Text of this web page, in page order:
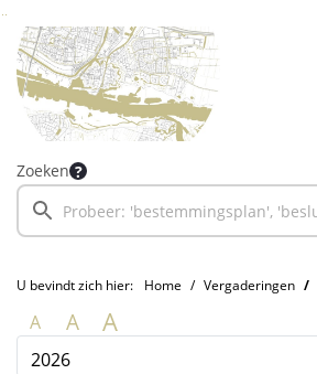
Ga naar de inhoud van deze pagina
Ga naar het zoeken
Ga naar het menu
Zoeken
U bevindt zich hier: Home Vergaderingen
A A A
2026